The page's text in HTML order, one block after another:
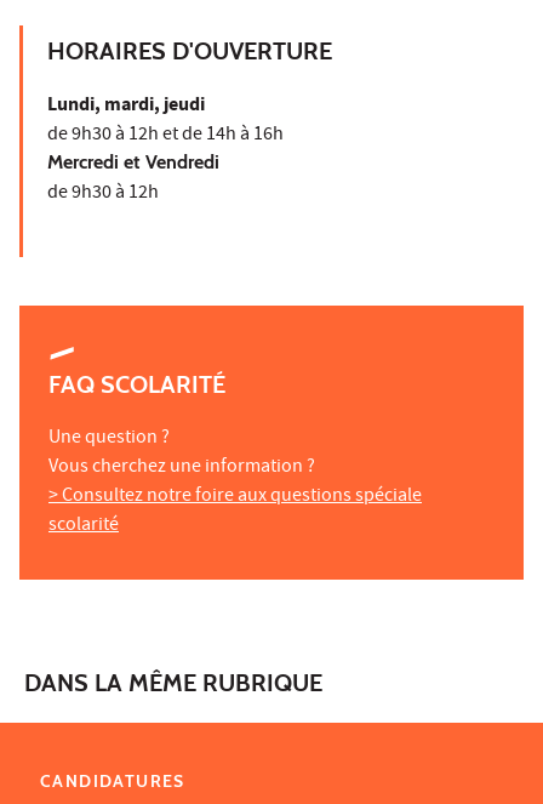
HORAIRES D'OUVERTURE
Lundi, mardi, jeudi
de 9h30 à 12h et de 14h à 16h
Mercredi et Vendredi
de 9h30 à 12h
FAQ SCOLARITÉ
Une question ?
Vous cherchez une information ?
> Consultez notre foire aux questions spéciale
scolarité
DANS LA MÊME RUBRIQUE
CANDIDATURES